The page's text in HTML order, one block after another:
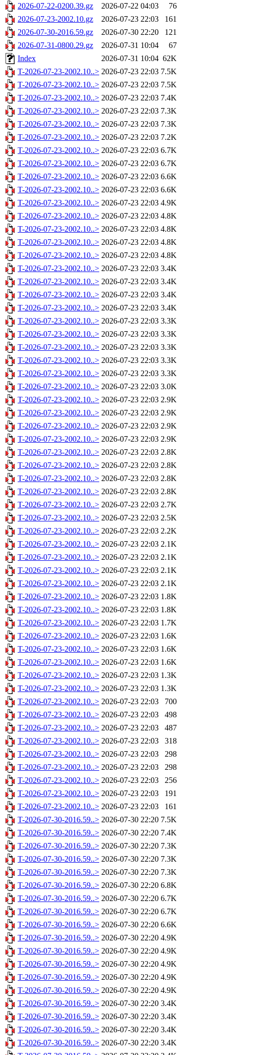
2026-07-22-0200.39.gz
2026-07-22 04:03
76
2026-07-23-2002.10.gz
2026-07-23 22:03
161
2026-07-30-2016.59.gz
2026-07-30 22:20
121
2026-07-31-0800.29.gz
2026-07-31 10:04
67
Index
2026-07-31 10:04 62K
T-2026-07-23-2002.10..> 2026-07-23 22:03 7.5K
T-2026-07-23-2002.10..> 2026-07-23 22:03 7.5K
T-2026-07-23-2002.10..> 2026-07-23 22:03 7.4K
T-2026-07-23-2002.10..> 2026-07-23 22:03 7.3K
T-2026-07-23-2002.10..> 2026-07-23 22:03 7.3K
T-2026-07-23-2002.10..> 2026-07-23 22:03 7.2K
T-2026-07-23-2002.10..> 2026-07-23 22:03 6.7K
T-2026-07-23-2002.10..> 2026-07-23 22:03 6.7K
T-2026-07-23-2002.10..> 2026-07-23 22:03 6.6K
T-2026-07-23-2002.10..> 2026-07-23 22:03 6.6K
T-2026-07-23-2002.10..> 2026-07-23 22:03 4.9K
T-2026-07-23-2002.10..> 2026-07-23 22:03 4.8K
T-2026-07-23-2002.10..> 2026-07-23 22:03 4.8K
T-2026-07-23-2002.10..> 2026-07-23 22:03 4.8K
T-2026-07-23-2002.10..> 2026-07-23 22:03 4.8K
T-2026-07-23-2002.10..> 2026-07-23 22:03 3.4K
T-2026-07-23-2002.10..> 2026-07-23 22:03 3.4K
T-2026-07-23-2002.10..> 2026-07-23 22:03 3.4K
T-2026-07-23-2002.10..> 2026-07-23 22:03 3.4K
T-2026-07-23-2002.10..> 2026-07-23 22:03 3.3K
T-2026-07-23-2002.10..> 2026-07-23 22:03 3.3K
T-2026-07-23-2002.10..> 2026-07-23 22:03 3.3K
T-2026-07-23-2002.10..> 2026-07-23 22:03 3.3K
T-2026-07-23-2002.10..> 2026-07-23 22:03 3.3K
T-2026-07-23-2002.10..> 2026-07-23 22:03 3.0K
T-2026-07-23-2002.10..> 2026-07-23 22:03 2.9K
T-2026-07-23-2002.10..> 2026-07-23 22:03 2.9K
T-2026-07-23-2002.10..> 2026-07-23 22:03 2.9K
T-2026-07-23-2002.10..> 2026-07-23 22:03 2.9K
T-2026-07-23-2002.10..> 2026-07-23 22:03 2.8K
T-2026-07-23-2002.10..> 2026-07-23 22:03 2.8K
T-2026-07-23-2002.10..> 2026-07-23 22:03 2.8K
T-2026-07-23-2002.10..> 2026-07-23 22:03 2.8K
T-2026-07-23-2002.10..> 2026-07-23 22:03 2.7K
T-2026-07-23-2002.10..> 2026-07-23 22:03 2.5K
T-2026-07-23-2002.10..> 2026-07-23 22:03 2.2K
T-2026-07-23-2002.10..> 2026-07-23 22:03 2.1K
T-2026-07-23-2002.10..> 2026-07-23 22:03 2.1K
T-2026-07-23-2002.10..> 2026-07-23 22:03 2.1K
T-2026-07-23-2002.10..> 2026-07-23 22:03 2.1K
T-2026-07-23-2002.10..> 2026-07-23 22:03 1.8K
T-2026-07-23-2002.10..> 2026-07-23 22:03 1.8K
T-2026-07-23-2002.10..> 2026-07-23 22:03 1.7K
T-2026-07-23-2002.10..> 2026-07-23 22:03 1.6K
T-2026-07-23-2002.10..> 2026-07-23 22:03 1.6K
T-2026-07-23-2002.10..> 2026-07-23 22:03 1.6K
T-2026-07-23-2002.10..> 2026-07-23 22:03 1.3K
T-2026-07-23-2002.10..> 2026-07-23 22:03 1.3K
T-2026-07-23-2002.10..> 2026-07-23 22:03
700
T-2026-07-23-2002.10..> 2026-07-23 22:03
498
T-2026-07-23-2002.10..> 2026-07-23 22:03
487
T-2026-07-23-2002.10..> 2026-07-23 22:03
318
T-2026-07-23-2002.10..> 2026-07-23 22:03
298
T-2026-07-23-2002.10..> 2026-07-23 22:03
298
T-2026-07-23-2002.10..> 2026-07-23 22:03
256
T-2026-07-23-2002.10..> 2026-07-23 22:03
191
T-2026-07-23-2002.10..> 2026-07-23 22:03
161
T-2026-07-30-2016.59..> 2026-07-30 22:20 7.5K
T-2026-07-30-2016.59..> 2026-07-30 22:20 7.4K
T-2026-07-30-2016.59..> 2026-07-30 22:20 7.3K
T-2026-07-30-2016.59..> 2026-07-30 22:20 7.3K
T-2026-07-30-2016.59..> 2026-07-30 22:20 7.3K
T-2026-07-30-2016.59..> 2026-07-30 22:20 6.8K
T-2026-07-30-2016.59..> 2026-07-30 22:20 6.7K
T-2026-07-30-2016.59..> 2026-07-30 22:20 6.7K
T-2026-07-30-2016.59..> 2026-07-30 22:20 6.6K
T-2026-07-30-2016.59..> 2026-07-30 22:20 4.9K
T-2026-07-30-2016.59..> 2026-07-30 22:20 4.9K
T-2026-07-30-2016.59..> 2026-07-30 22:20 4.9K
T-2026-07-30-2016.59..> 2026-07-30 22:20 4.9K
T-2026-07-30-2016.59..> 2026-07-30 22:20 4.9K
T-2026-07-30-2016.59..> 2026-07-30 22:20 3.4K
T-2026-07-30-2016.59..> 2026-07-30 22:20 3.4K
T-2026-07-30-2016.59..> 2026-07-30 22:20 3.4K
T-2026-07-30-2016.59..> 2026-07-30 22:20 3.4K